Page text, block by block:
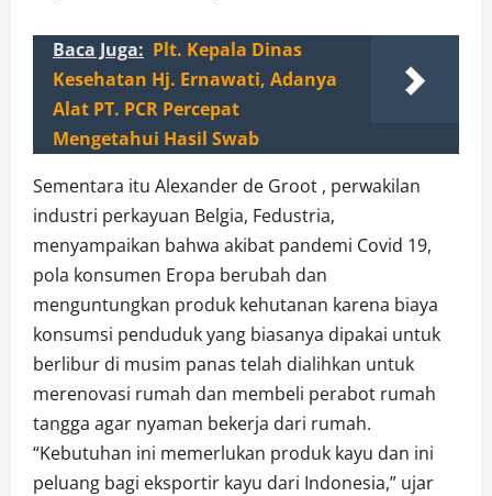
Baca Juga: Plt. Kepala Dinas
Kesehatan Hj. Ernawati, Adanya
Alat PT. PCR Percepat
Mengetahui Hasil Swab
Sementara itu Alexander de Groot , perwakilan
industri perkayuan Belgia, Fedustria,
menyampaikan bahwa akibat pandemi Covid 19,
pola konsumen Eropa berubah dan
menguntungkan produk kehutanan karena biaya
konsumsi penduduk yang biasanya dipakai untuk
berlibur di musim panas telah dialihkan untuk
merenovasi rumah dan membeli perabot rumah
tangga agar nyaman bekerja dari rumah.
“Kebutuhan ini memerlukan produk kayu dan ini
peluang bagi eksportir kayu dari Indonesia,” ujar